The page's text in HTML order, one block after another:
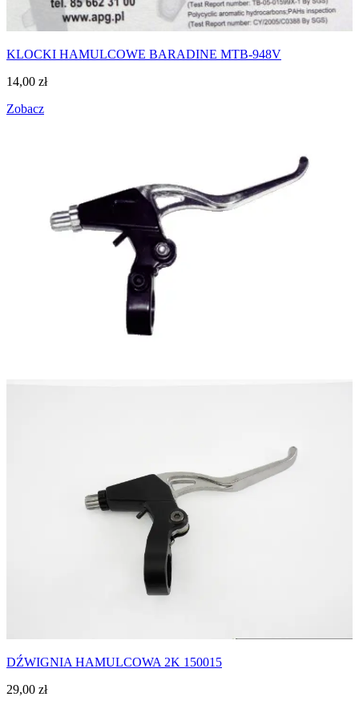
KLOCKI HAMULCOWE BARADINE MTB-948V
14,00 zł
Zobacz
DŹWIGNIA HAMULCOWA 2K 150015
29,00 zł